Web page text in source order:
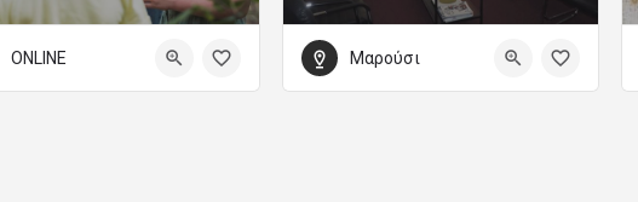
ONLINE Μαρούσι